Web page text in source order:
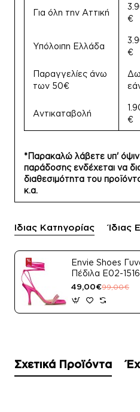
Για όλη την Αττική
€
Υπόλοιπη Ελλάδα
€
Παραγγελίες άνω
των 50€
Αντικαταβολή
€
*Παρακαλώ λάβετε υπ' όψιν
παράδοσης ενδέχεται να
διαθεσιμότητα του
κ.α.
Ίδιας Κατηγορίας Ίδιας
Envie Shoes
Πέδιλα E02-
Μαύρο Satin
49,00€99,00€
Σχετικά Προϊόντα